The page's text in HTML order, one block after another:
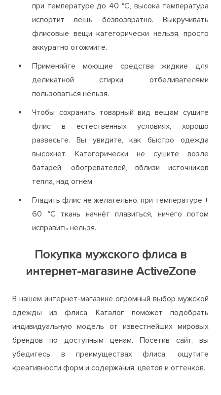
при температуре до 40 °С, высока температура
испортит вещь безвозвратно. Выкручивать
флисовые вещи категорически нельзя, просто
аккуратно отожмите.
Применяйте моющие средства жидкие для
деликатной стирки, отбеливателями
пользоваться нельзя.
Чтобы сохранить товарный вид вещам сушите
флис в естественных условиях, хорошо
развесьте. Вы увидите, как быстро одежда
высохнет. Категорически не сушите возле
батарей, обогревателей, вблизи источников
тепла, над огнём.
Гладить флис не желательно, при температуре +
60 °С ткань начнёт плавиться, ничего потом
исправить нельзя.
Покупка мужского флиса в
интернет-магазине ActiveZone
В нашем интернет-магазине огромный выбор мужской
одежды из флиса. Каталог поможет подобрать
индивидуальную модель от известнейших мировых
брендов по доступным ценам. Посетив сайт, вы
убедитесь в преимуществах флиса, ощутите
креативности форм и содержания, цветов и оттенков.